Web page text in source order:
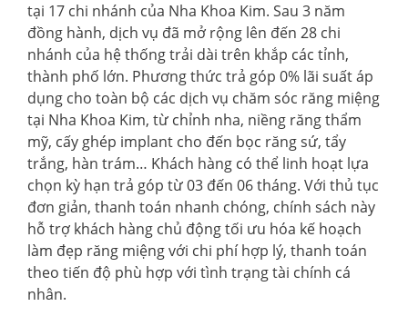
tại 17 chi nhánh của Nha Khoa Kim. Sau 3 năm
đồng hành, dịch vụ đã mở rộng lên đến 28 chi
nhánh của hệ thống trải dài trên khắp các tỉnh,
thành phố lớn. Phương thức trả góp 0% lãi suất áp
dụng cho toàn bộ các dịch vụ chăm sóc răng miệng
tại Nha Khoa Kim, từ chỉnh nha, niềng răng thẩm
mỹ, cấy ghép implant cho đến bọc răng sứ, tẩy
trắng, hàn trám… Khách hàng có thể linh hoạt lựa
chọn kỳ hạn trả góp từ 03 đến 06 tháng. Với thủ tục
đơn giản, thanh toán nhanh chóng, chính sách này
hỗ trợ khách hàng chủ động tối ưu hóa kế hoạch
làm đẹp răng miệng với chi phí hợp lý, thanh toán
theo tiến độ phù hợp với tình trạng tài chính cá
nhân.